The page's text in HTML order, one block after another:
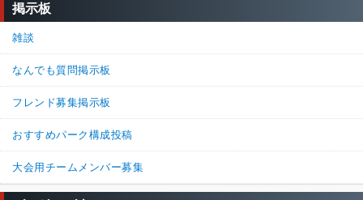
掲示板
雑談
なんでも質問掲示板
フレンド募集掲示板
おすすめパーク構成投稿
大会用チームメンバー募集